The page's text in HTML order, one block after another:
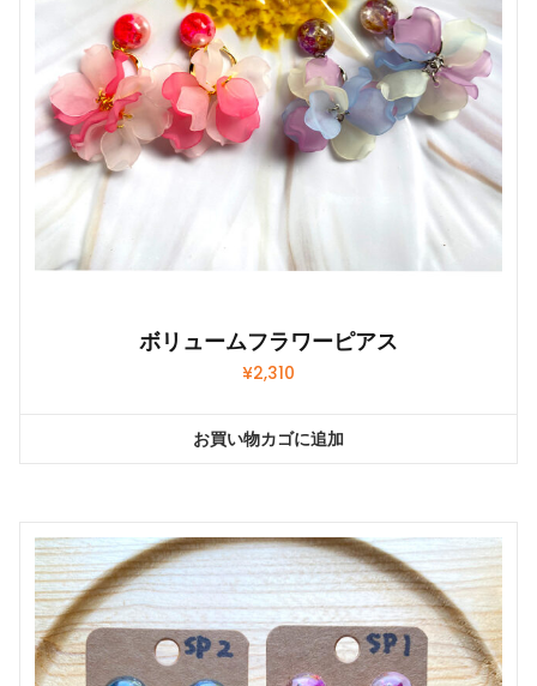
ボリュームフラワーピアス
¥2,310
お買い物カゴに追加